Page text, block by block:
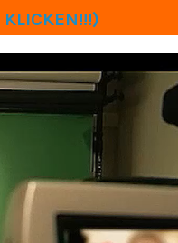
KLICKEN!!!)